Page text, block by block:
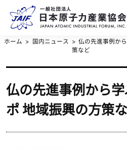
ホーム 国内ニュース
仏の先進事例か
策など
仏の先進事例から
ポ 地域振興の方策